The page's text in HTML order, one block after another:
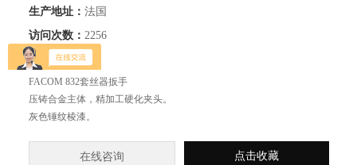
生产地址： 法国
访问次数： 2256
简要描述：
FACOM 832套丝器扳手
压铸合金主体，精加工硬化夹头。
灰色锤纹棱漆。
在线咨询 点击收藏